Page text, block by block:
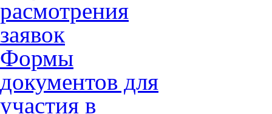
расмотрения
заявок
Формы
документов для
участия в